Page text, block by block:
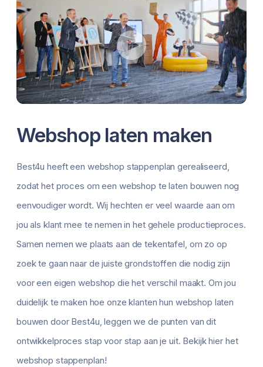
Webshop laten maken
Best4u heeft een webshop stappenplan gerealiseerd,
zodat het proces om een webshop te laten bouwen nog
eenvoudiger wordt. Wij hechten er veel waarde aan om
jou als klant mee te nemen in het gehele productieproces.
Samen nemen we plaats aan de tekentafel, om zo op
zoek te gaan naar de juiste grondstoffen die nodig zijn
voor een eigen webshop die het verschil maakt. Om jou
duidelijk te maken hoe onze klanten hun webshop laten
bouwen door Best4u, leggen we de punten van dit
ontwikkelproces stap voor stap aan je uit. Bekijk hier het
webshop stappenplan!